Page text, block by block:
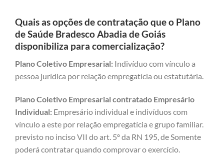
Quais as opções de contratação que o Plano
de Saúde Bradesco Abadia de Goiás
disponibiliza para comercialização?
Plano Coletivo Empresarial: Indivíduo com vínculo a
pessoa jurídica por relação empregatícia ou estatutária.
Plano Coletivo Empresarial contratado Empresário
Individual: Empresário individual e indivíduos com
vínculo a este por relação empregatícia e grupo familiar.
previsto no inciso VII do art. 5º da RN 195, de Somente
poderá contratar quando comprovar o exercício.